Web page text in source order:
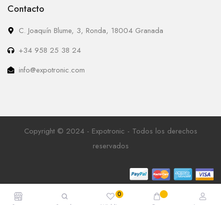
Contacto
C. Joaquín Blume, 3, Ronda, 18004 Granada
+34 958 25 38 24
info@expotronic.com
Copyright © 2024 - Expotronic - Todos los derechos
reservados